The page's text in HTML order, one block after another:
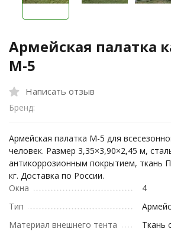
Армейская палатка
М-5
Написать отзыв
Бренд:
Армейская палатка М-5 для
человек. Размер 3,35×3,90×2,45 м,
антикоррозионным покрытием, ткань
кг. Доставка по России.
Окна
4
Тип
Материал внешнего тента
Ткань